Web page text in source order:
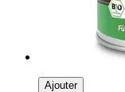
Ajouter